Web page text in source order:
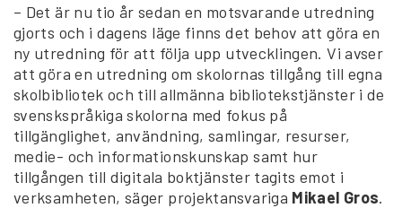
– Det är nu tio år sedan en motsvarande utredning
gjorts och i dagens läge finns det behov att göra en
ny utredning för att följa upp utvecklingen. Vi avser
att göra en utredning om skolornas tillgång till egna
skolbibliotek och till allmänna bibliotekstjänster i de
svenskspråkiga skolorna med fokus på
tillgänglighet, användning, samlingar, resurser,
medie- och informationskunskap samt hur
tillgången till digitala boktjänster tagits emot i
verksamheten, säger projektansvariga Mikael Gros.